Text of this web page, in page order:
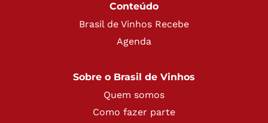
Conteúdo
Brasil de Vinhos Recebe
Agenda
Sobre o Brasil de Vinhos
Quem somos
Como fazer parte